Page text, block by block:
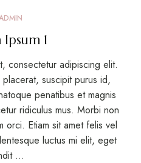
1
consectetur adipiscing elit.
suscipit purus id,
penatibus et magnis
ridiculus mus. Morbi non
orci. Etiam sit amet felis vel
luctus mi elit, eget
…